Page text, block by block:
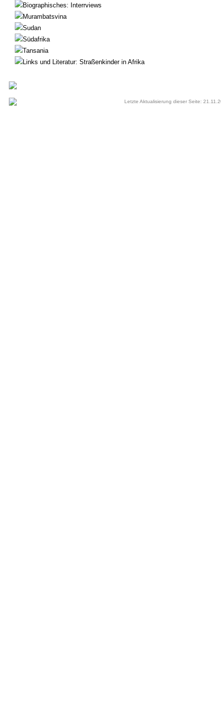
Biographisches: Interrviews
Murambatsvina
Sudan
Südafrika
Tansania
Links und Literatur: Straßenkinder in Afrika
Letzte Aktualisierung dieser Seite: